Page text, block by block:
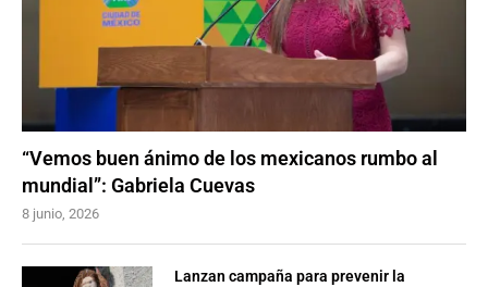
“Vemos buen ánimo de los mexicanos rumbo al
mundial”: Gabriela Cuevas
8 junio, 2026
Lanzan campaña para prevenir la